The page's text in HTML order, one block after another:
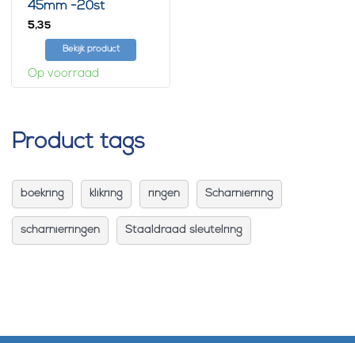
45mm -20st
5,35
Bekijk product
Op voorraad
Product tags
boekring klikring ringen Scharnierring
scharnierringen Staaldraad sleutelring